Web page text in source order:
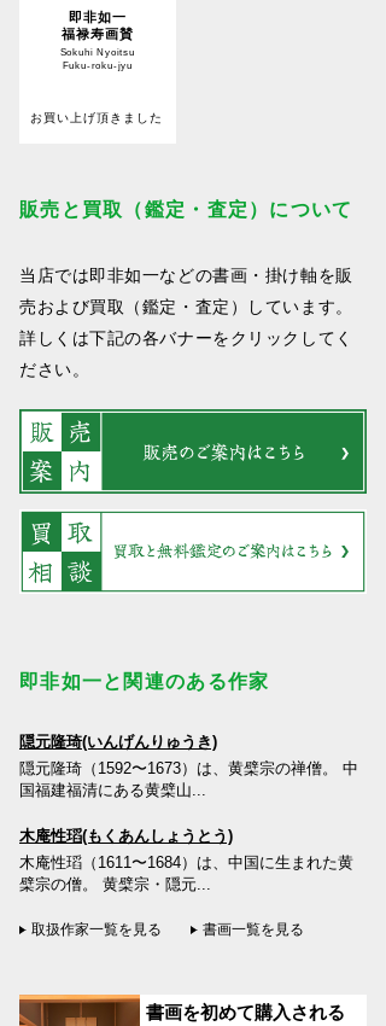
即非如一
福禄寿画賛
Sokuhi Nyoitsu
Fuku-roku-jyu
お買い上げ頂きました
販売と買取（鑑定・査定）について
当店では即非如一などの書画・掛け軸を販
売および買取（鑑定・査定）しています。
詳しくは下記の各バナーをクリックしてく
ださい。
即非如一と関連のある作家
隠元隆琦(いんげんりゅうき)
隠元隆琦（1592〜1673）は、黄檗宗の禅僧。 中
国福建福清にある黄檗山...
木庵性瑫(もくあんしょうとう)
木庵性瑫（1611〜1684）は、中国に生まれた黄
檗宗の僧。 黄檗宗・隠元...
取扱作家一覧を見る 書画一覧を見る
書画を初めて購入される